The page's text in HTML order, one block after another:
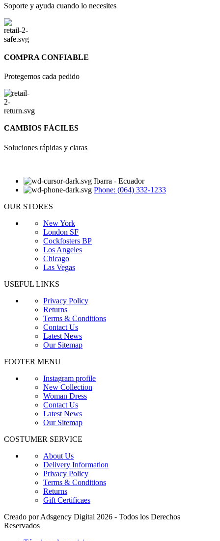
Soporte y ayuda cuando lo necesites
COMPRA CONFIABLE
Protegemos cada pedido
CAMBIOS FÁCILES
Soluciones rápidas y claras
Ibarra - Ecuador
Phone: (064) 332-1233
OUR STORES
New York
London SF
Cockfosters BP
Los Angeles
Chicago
Las Vegas
USEFUL LINKS
Privacy Policy
Returns
Terms & Conditions
Contact Us
Latest News
Our Sitemap
FOOTER MENU
Instagram profile
New Collection
Woman Dress
Contact Us
Latest News
Our Sitemap
COSTUMER SERVICE
About Us
Delivery Information
Privacy Policy
Terms & Conditions
Returns
Gift Certificaes
Creado por Adsgency Digital 2026 - Todos los Derechos
Reservados